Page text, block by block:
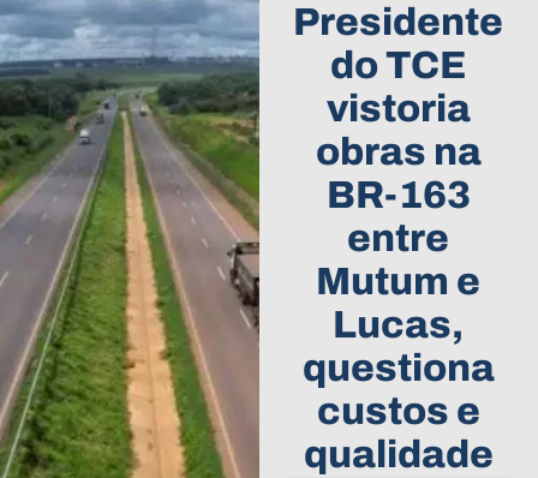
Presidente
do TCE
vistoria
obras na
BR-163
entre
Mutum e
Lucas,
questiona
custos e
qualidade